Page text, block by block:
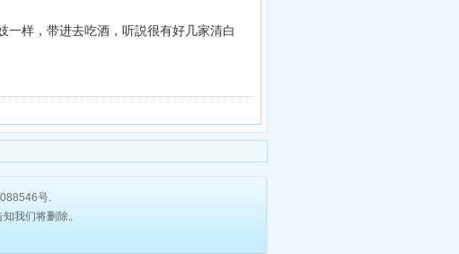
一样，带进去吃酒，听説很有好几家清白
号.
我们将删除。